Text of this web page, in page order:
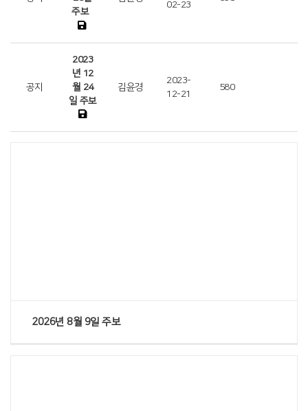
주보
02-23
공지
2023
년 12
월 24
일 주보
김윤경
2023-
12-21
580
2026년 8월 9일 주보